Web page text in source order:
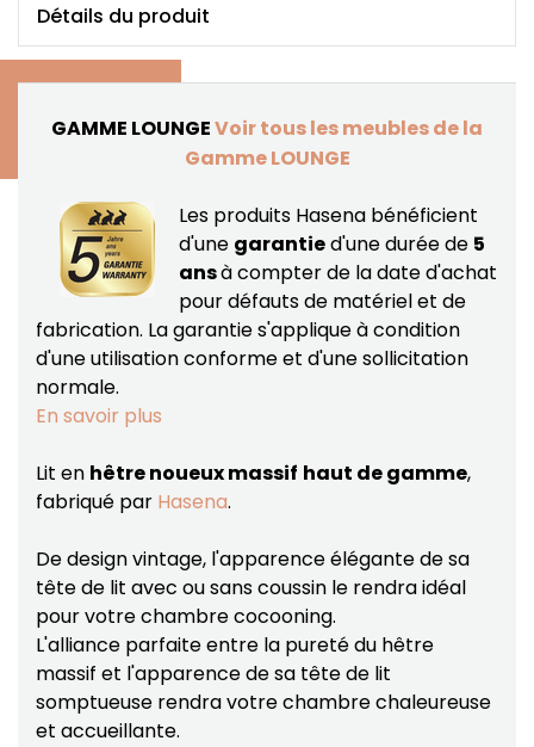
GAMME LOUNGEVoir tous les meubles de la
Gamme LOUNGE
Les produits Hasena bénéficient
d'une garantied'une durée de 5
ansà compter de la date d'achat
pour défauts de matériel et de
fabrication. La garantie s'applique à condition
d'une utilisation conforme et d'une sollicitation
normale.
En savoir plus
Lit en hêtre noueux massif haut de gamme,
fabriqué par Hasena.
De design vintage, l'apparence élégante de sa
tête de lit avec ou sans coussin le rendra idéal
pour votre chambre cocooning.
L'alliance parfaite entre la pureté du hêtre
massif et l'apparence de sa tête de lit
somptueuse rendra votre chambre chaleureuse
et accueillante.
Détails du produit